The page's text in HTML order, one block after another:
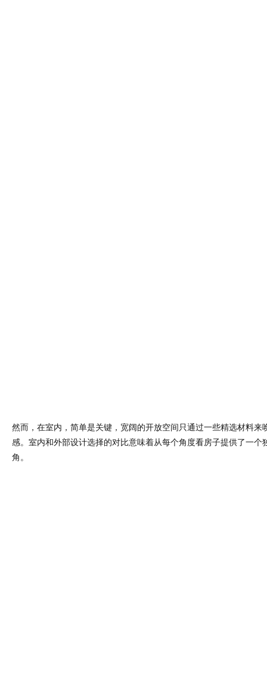
然而，在室内，简单是关键，宽阔的开放空间只通过一些精选材料来
感。室内和外部设计选择的对比意味着从每个角度看房子提供了一个
角。